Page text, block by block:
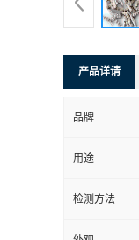
产品详请
品牌
用途
检测方法